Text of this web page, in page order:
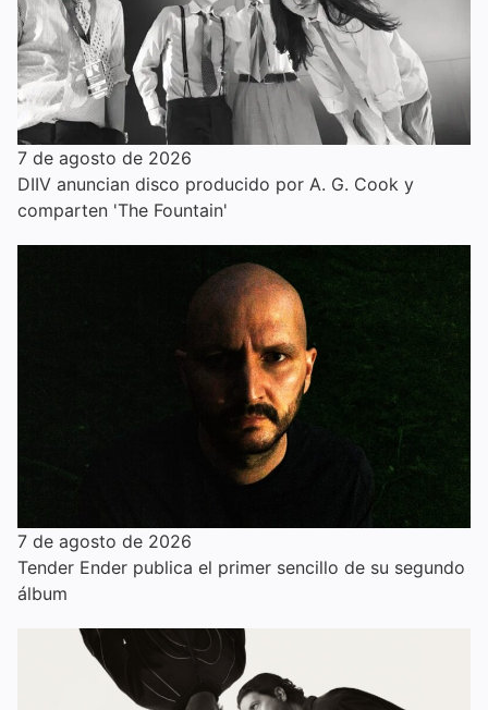
7 de agosto de 2026
DIIV anuncian disco producido por A. G. Cook y
comparten 'The Fountain'
7 de agosto de 2026
Tender Ender publica el primer sencillo de su segundo
álbum